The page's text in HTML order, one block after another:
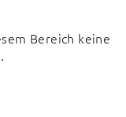
Bereich keine